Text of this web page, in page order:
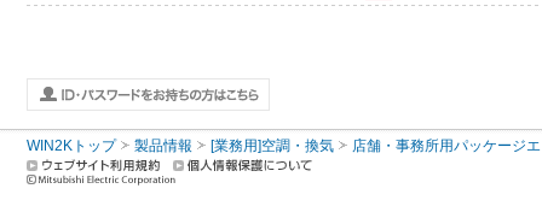
WIN2Kトップ 製品情報 [業務用]空調・換気 店舗・事務所用パッケージ